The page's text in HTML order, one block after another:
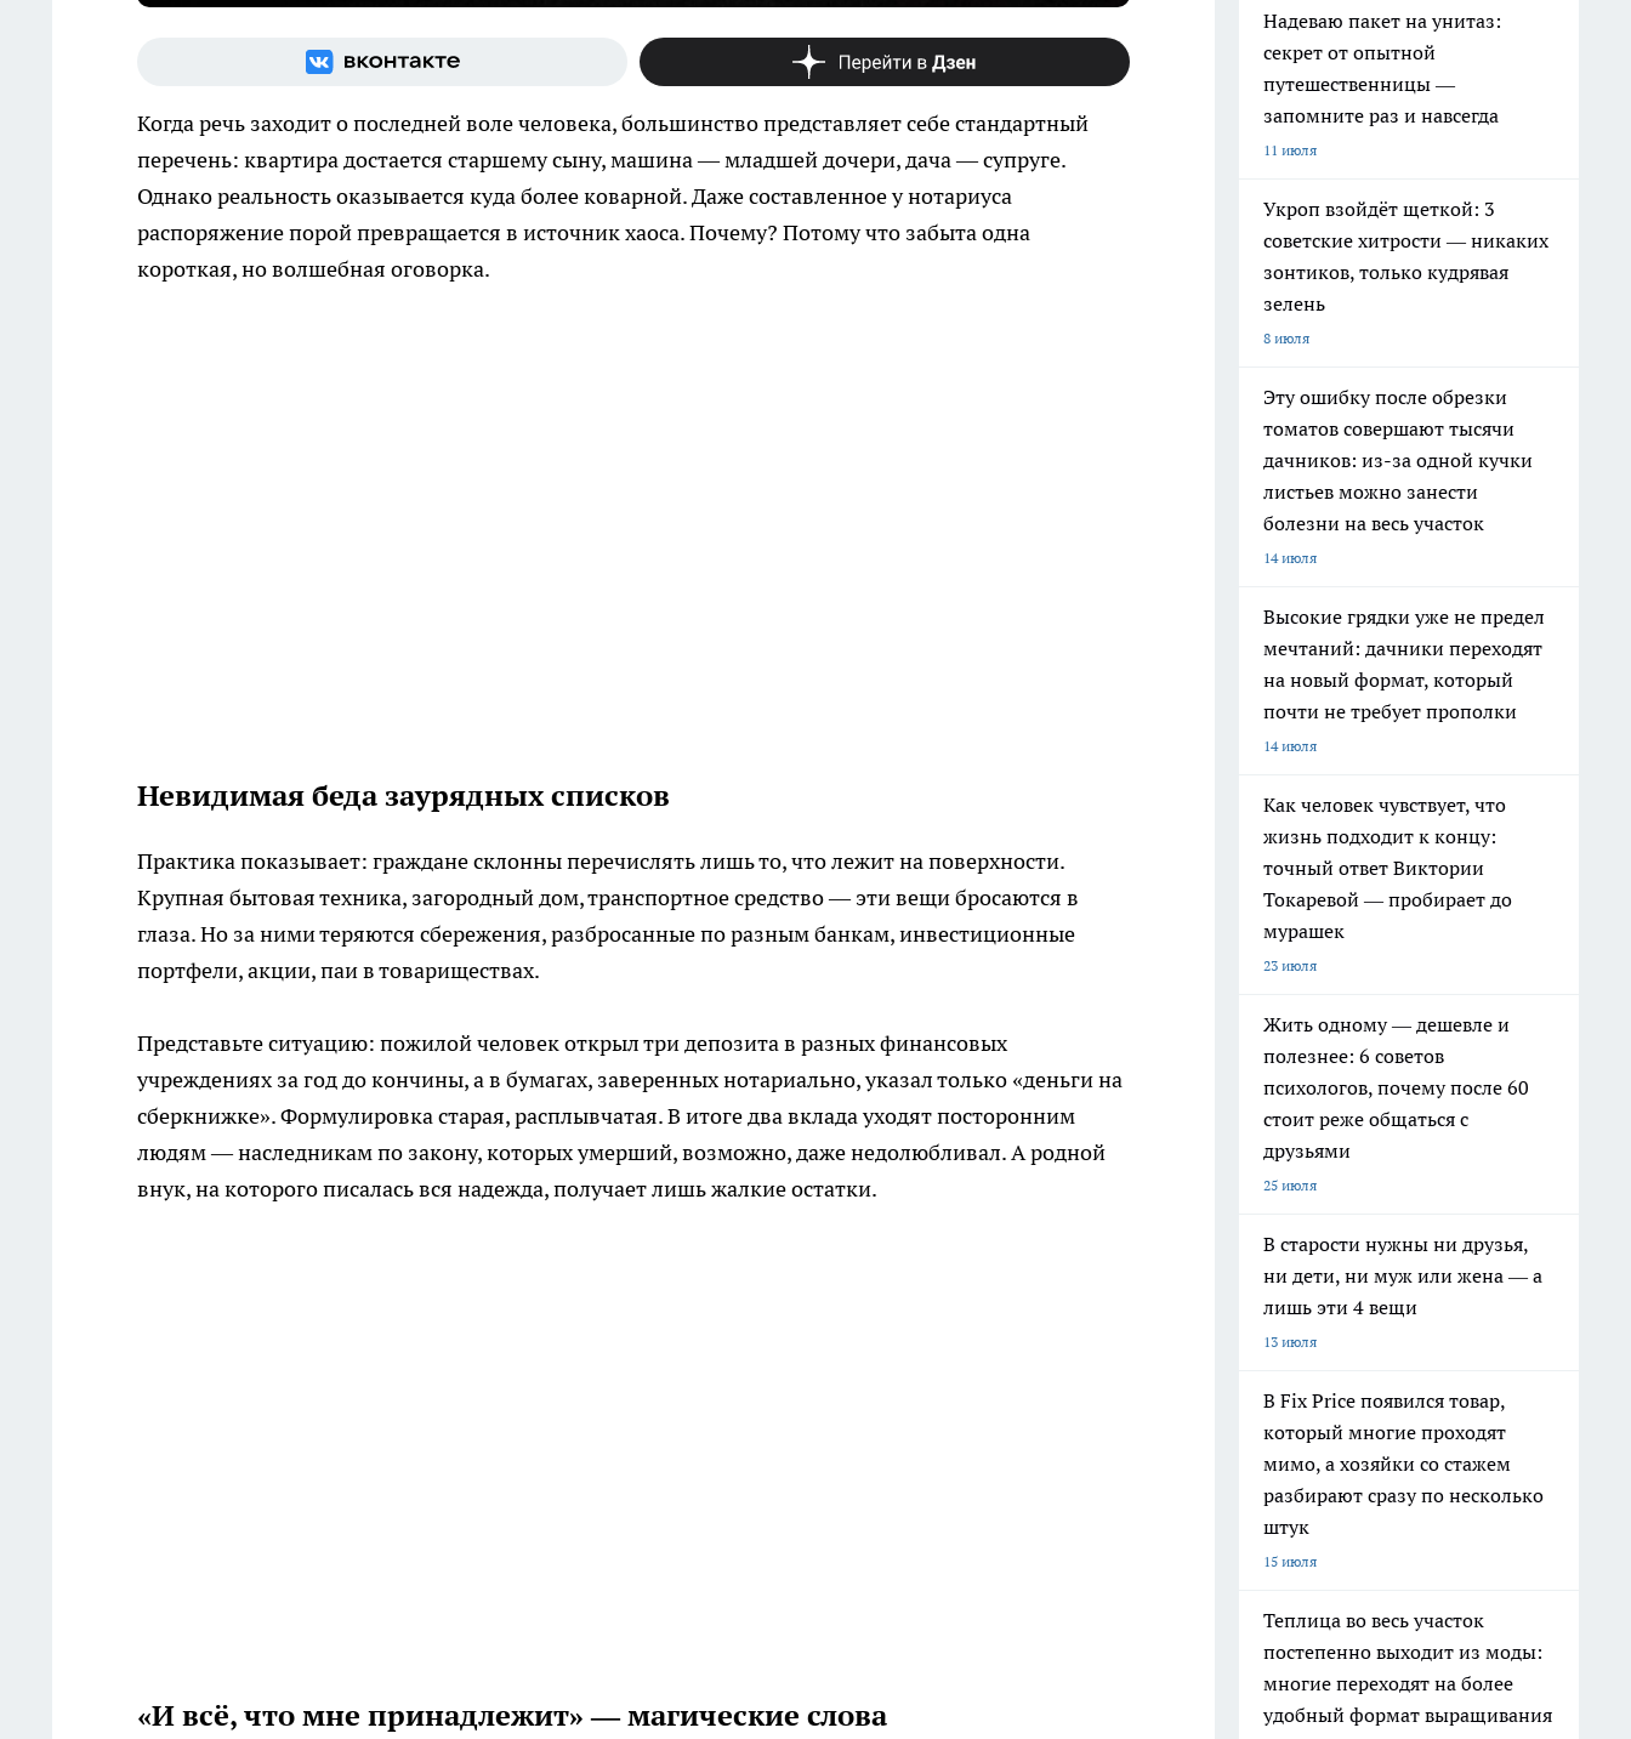
Когда речь заходит о последней воле человека, большинство представляет себе стандартный
перечень: квартира достается старшему сыну, машина — младшей дочери, дача — супруге.
Однако реальность оказывается куда более коварной. Даже составленное у нотариуса
распоряжение порой превращается в источник хаоса. Почему? Потому что забыта одна
короткая, но волшебная оговорка.
Невидимая беда заурядных списков
Практика показывает: граждане склонны перечислять лишь то, что лежит на поверхности.
Крупная бытовая техника, загородный дом, транспортное средство — эти вещи бросаются в
глаза. Но за ними теряются сбережения, разбросанные по разным банкам, инвестиционные
портфели, акции, паи в товариществах.
Представьте ситуацию: пожилой человек открыл три депозита в разных финансовых
учреждениях за год до кончины, а в бумагах, заверенных нотариально, указал только «деньги на
сберкнижке». Формулировка старая, расплывчатая. В итоге два вклада уходят посторонним
людям — наследникам по закону, которых умерший, возможно, даже недолюбливал. А родной
внук, на которого писалась вся надежда, получает лишь жалкие остатки.
«И всё, что мне принадлежит» — магические слова
Надеваю пакет на унитаз:
секрет от опытной
путешественницы —
запомните раз и навсегда
11 июля
Укроп взойдёт щеткой: 3
советские хитрости — никаких
зонтиков, только кудрявая
зелень
8 июля
Эту ошибку после обрезки
томатов совершают тысячи
дачников: из-за одной кучки
листьев можно занести
болезни на весь участок
14 июля
Высокие грядки уже не предел
мечтаний: дачники переходят
на новый формат, который
почти не требует прополки
14 июля
Как человек чувствует, что
жизнь подходит к концу:
точный ответ Виктории
Токаревой — пробирает до
мурашек
23 июля
Жить одному — дешевле и
полезнее: 6 советов
психологов, почему после 60
стоит реже общаться с
друзьями
25 июля
В старости нужны ни друзья,
ни дети, ни муж или жена — а
лишь эти 4 вещи
13 июля
В Fix Price появился товар,
который многие проходят
мимо, а хозяйки со стажем
разбирают сразу по несколько
штук
15 июля
Теплица во весь участок
постепенно выходит из моды:
многие переходят на более
удобный формат выращивания